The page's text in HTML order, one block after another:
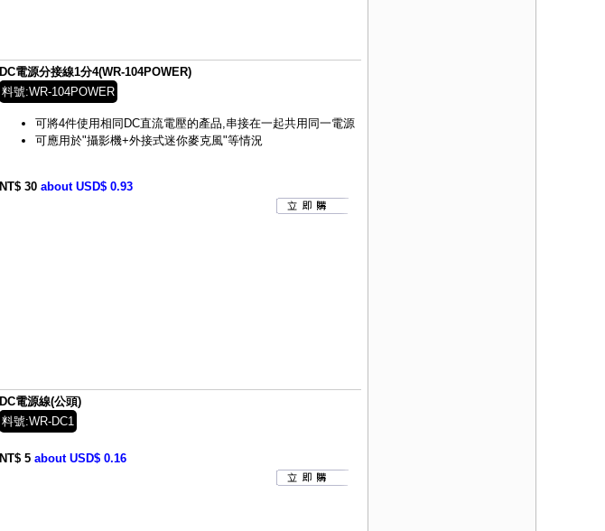
DC電源分接線1分4(WR-104POWER)
料號:WR-104POWER
可將4件使用相同DC直流電壓的產品,串接在一起共用同一電源
可應用於"攝影機+外接式迷你麥克風"等情況
NT$ 30 about USD$ 0.93
DC電源線(公頭)
料號:WR-DC1
NT$ 5 about USD$ 0.16